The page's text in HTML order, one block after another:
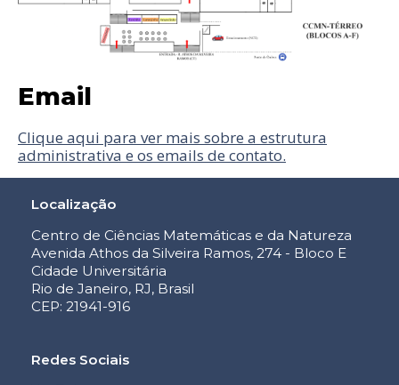
Email
Clique aqui para ver mais sobre a estrutura
administrativa e os emails de contato.
Localização
Centro de Ciências Matemáticas e da Natureza
Avenida Athos da Silveira Ramos, 274 - Bloco E
Cidade Universitária
Rio de Janeiro, RJ, Brasil
CEP: 21941-916
Redes Sociais